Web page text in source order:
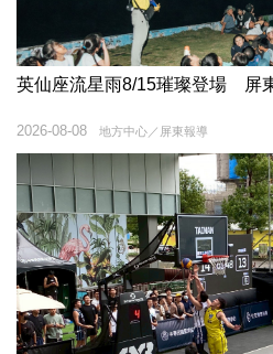
英仙座流星雨8/15璀璨登場 屏
地方中心／屏東報導
2026-08-08